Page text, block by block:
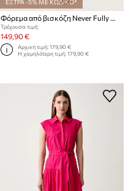
ΕΞΤΡΑ -5% ΜΕ ΚΩΔΙΚΟ*
Φόρεμα από βισκόζη Never Fully Dressed
Τρέχουσα τιμή:
149,90 €
Αρχική τιμή:179,90 €
Η χαμηλότερη τιμή:179,90 €